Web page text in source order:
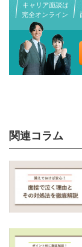
キャリア面談は
完全オンライン
関連コラム